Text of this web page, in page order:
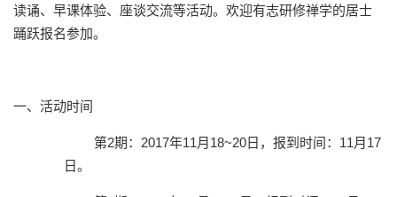
读诵、早课体验、座谈交流等活动。欢迎有志研修禅学的居士
踊跃报名参加。
一、活动时间
第2期： 2017年11月 18~20日，报到时间： 11月 17
日。